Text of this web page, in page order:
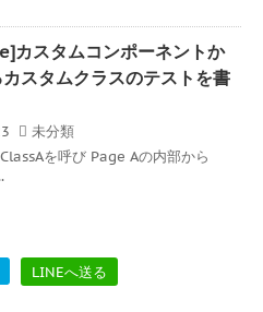
カスタムコンポーネントか
スタムクラスのテストを書
未分類
を呼び Page Aの内部から
LINEへ送る